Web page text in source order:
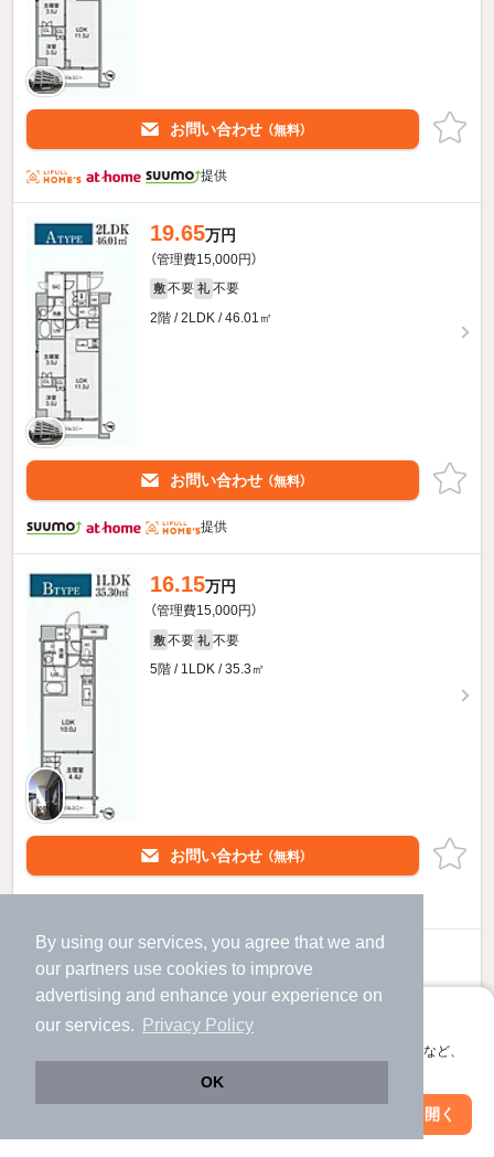
By using our services, you agree that we and
our partners use cookies to improve
advertising and enhance your experience on
our services.
Privacy Policy
OK
アプリに切り替えて、サクサクお部屋探し
会員登録なしですぐ使える。マップ検索やお気に入り保存など、
アプリを開く
お問い合わせ （無料）
提供
19.65万円
（管理費15,000円）
敷 不要 礼 不要
2階 / 2LDK / 46.01㎡
お問い合わせ （無料）
提供
16.15万円
（管理費15,000円）
敷 不要 礼 不要
5階 / 1LDK / 35.3㎡
お問い合わせ （無料）
15.75万円
（管理費15,000円）
敷 礼 不要
絞り込み条件を変更